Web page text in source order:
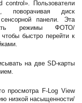
control». Пользователи
поворачивая диск
панели. Эта
режимы ФОТО/
быстро перейти к
на две SD-карты
просмотра F-Log View
низкой насыщенности/